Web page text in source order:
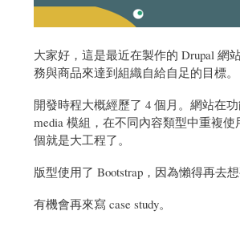
大家好，這是最近在製作的 Drupal 網
務與商品來達到組織自給自足的目標。
開發時程大概經歷了 4 個月。網站在
media 模組，在不同內容類型中重複
個就是大工程了。
版型使用了 Bootstrap，因為懶得再去
有機會再來寫 case study。